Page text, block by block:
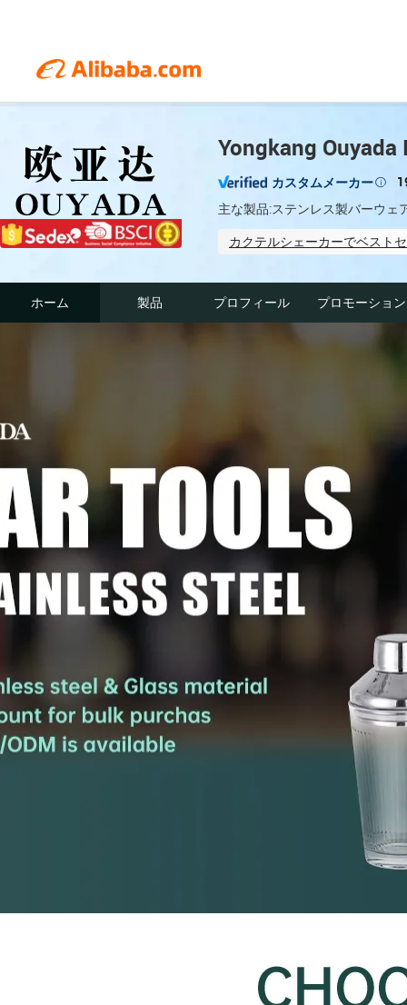
Yongkang Ouyada
カスタムメーカー
主な製品:ステンレス製バーウェ
カクテルシェーカーでベスト
ホーム 製品 プロフィール プロモーション